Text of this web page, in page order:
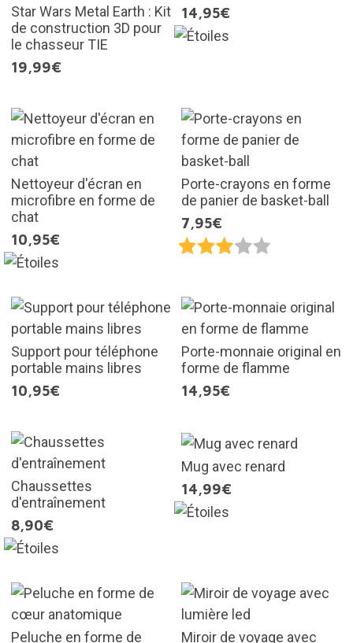
Star Wars Metal Earth : Kit
de construction 3D pour
le chasseur TIE
19,99€
14,95€
Nettoyeur d'écran en
microfibre en forme de
chat
10,95€
Porte-crayons en forme
de panier de basket-ball
7,95€
Support pour téléphone
portable mains libres
10,95€
Porte-monnaie original en
forme de flamme
14,95€
Chaussettes
d'entraînement
8,90€
Mug avec renard
14,99€
Peluche en forme de
Miroir de voyage avec